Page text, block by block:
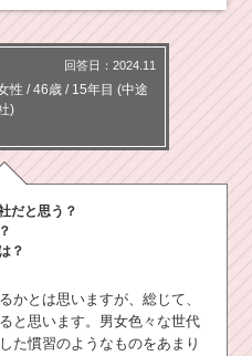
回答日：2024.11
性 / 46歳 / 15年目 (中途
)
だと思う？
？
かとは思いますが、総じて、
と思います。男女色々な世代
た慣習のようなものをあまり